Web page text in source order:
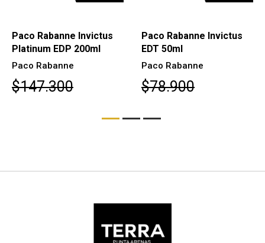
Paco Rabanne Invictus
Platinum EDP 200ml
Paco Rabanne
$147.300
Paco Rabanne Invictus
EDT 50ml
Paco Rabanne
$78.900